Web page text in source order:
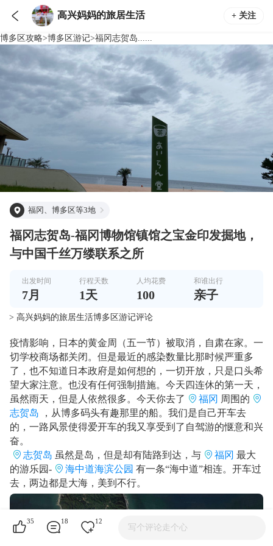
 高兴妈妈的旅居生活 + 关注
博多区攻略>博多区游记>福冈志贺岛......
福冈、博多区等3地
福冈志贺岛-福冈博物馆镇馆之宝金印发掘地，
与中国千丝万缕联系之所
出发时间
7月
行程天数
1天
人均花费
100
和谁出行
亲子
> 高兴妈妈的旅居生活博多区游记评论
疫情影响，日本的黄金周（五一节）被取消，自肃在家。一
切学校商场都关闭。但是最近的感染数量比那时候严重多
了，也不知道日本政府是如何想的，一切开放，只是口头希
望大家注意。也没有任何强制措施。今天四连休的第一天，
虽然雨天，但是人依然很多。今天你去了
福冈 周围的
志贺岛
，从博多码头有趣那里的船。我们是自己开车去
的，一路风景使得爱开车的我又享受到了自驾游的惬意和兴
奋。
志贺岛 虽然是岛，但是却有陆路到达，与 福冈 最大
的游乐园-
海中道海滨公园 有一条“海中道”相连。开车过
去，两边都是大海，美到不行。
35 18 12
写个评论走个心